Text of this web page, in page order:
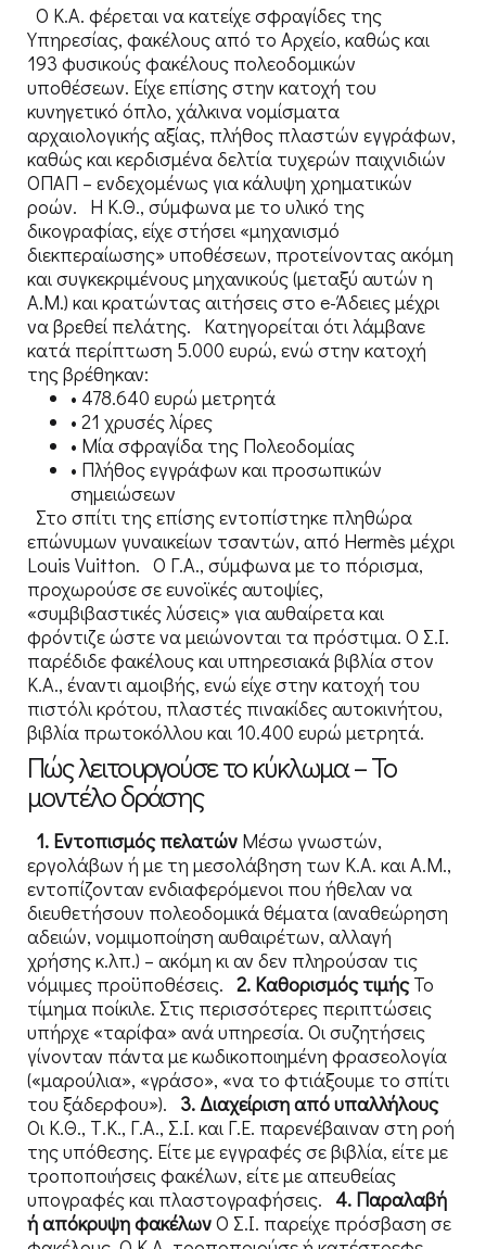
Ο Κ.Α. φέρεται να κατείχε σφραγίδες της
Υπηρεσίας, φακέλους από το Αρχείο, καθώς και
193 φυσικούς φακέλους πολεοδομικών
υποθέσεων. Είχε επίσης στην κατοχή του
κυνηγετικό όπλο, χάλκινα νομίσματα
αρχαιολογικής αξίας, πλήθος πλαστών εγγράφων,
καθώς και κερδισμένα δελτία τυχερών παιχνιδιών
ΟΠΑΠ – ενδεχομένως για κάλυψη χρηματικών
ροών. Η Κ.Θ., σύμφωνα με το υλικό της
δικογραφίας, είχε στήσει «μηχανισμό
διεκπεραίωσης» υποθέσεων, προτείνοντας ακόμη
και συγκεκριμένους μηχανικούς (μεταξύ αυτών η
Α.Μ.) και κρατώντας αιτήσεις στο e-Άδειες μέχρι
να βρεθεί πελάτης. Κατηγορείται ότι λάμβανε
κατά περίπτωση 5.000 ευρώ, ενώ στην κατοχή
της βρέθηκαν:
• 478.640 ευρώ μετρητά
• 21 χρυσές λίρες
• Μία σφραγίδα της Πολεοδομίας
• Πλήθος εγγράφων και προσωπικών
σημειώσεων
Στο σπίτι της επίσης εντοπίστηκε πληθώρα
επώνυμων γυναικείων τσαντών, από Hermès μέχρι
Louis Vuitton. Ο Γ.Α., σύμφωνα με το πόρισμα,
προχωρούσε σε ευνοϊκές αυτοψίες,
«συμβιβαστικές λύσεις» για αυθαίρετα και
φρόντιζε ώστε να μειώνονται τα πρόστιμα. Ο Σ.Ι.
παρέδιδε φακέλους και υπηρεσιακά βιβλία στον
Κ.Α., έναντι αμοιβής, ενώ είχε στην κατοχή του
πιστόλι κρότου, πλαστές πινακίδες αυτοκινήτου,
βιβλία πρωτοκόλλου και 10.400 ευρώ μετρητά.
Πώς λειτουργούσε το κύκλωμα – Το
μοντέλο δράσης
1. Εντοπισμός πελατών Μέσω γνωστών,
εργολάβων ή με τη μεσολάβηση των Κ.Α. και Α.Μ.,
εντοπίζονταν ενδιαφερόμενοι που ήθελαν να
διευθετήσουν πολεοδομικά θέματα (αναθεώρηση
αδειών, νομιμοποίηση αυθαιρέτων, αλλαγή
χρήσης κ.λπ.) – ακόμη κι αν δεν πληρούσαν τις
νόμιμες προϋποθέσεις. 2. Καθορισμός τιμήςΤο
τίμημα ποίκιλε. Στις περισσότερες περιπτώσεις
υπήρχε «ταρίφα» ανά υπηρεσία. Οι συζητήσεις
γίνονταν πάντα με κωδικοποιημένη φρασεολογία
(«μαρούλια», «γράσο», «να το φτιάξουμε το σπίτι
του ξάδερφου»). 3. Διαχείριση από υπαλλήλους
Οι Κ.Θ., Τ.Κ., Γ.Α., Σ.Ι. και Γ.Ε. παρενέβαιναν στη ροή
της υπόθεσης. Είτε με εγγραφές σε βιβλία, είτε με
τροποποιήσεις φακέλων, είτε με απευθείας
υπογραφές και πλαστογραφήσεις. 4. Παραλαβή
ή απόκρυψη φακέλωνΟ Σ.Ι. παρείχε πρόσβαση σε